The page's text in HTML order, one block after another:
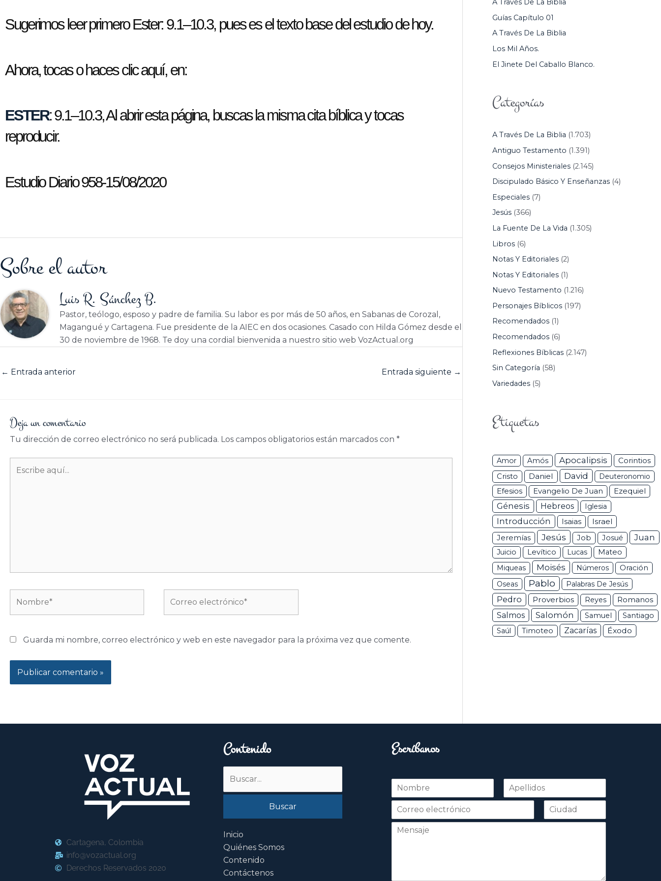
Sugerimos leer primero Ester: 9.1–10.3, pues es el texto base del estudio de hoy.
Ahora, tocas o haces clic aquí, en:
ESTER: 9.1–10.3, Al abrir esta página, buscas la misma cita bíblica y tocas
reproducir.
Estudio Diario 958-15/08/2020
Sobre el autor
Luis R. Sánchez B.
Pastor, teólogo, esposo y padre de familia. Su labor es por más de 50 años, en Sabanas de Corozal,
Magangué y Cartagena. Fue presidente de la AIEC en dos ocasiones. Casado con Hilda Gómez desde el
30 de noviembre de 1968. Te doy una cordial bienvenida a nuestro sitio web VozActual.org
← Entrada anterior Entrada siguiente →
Deja un comentario
Tu dirección de correo electrónico no será publicada. Los campos obligatorios están marcados con *
aquí...
electrónico*
Guarda mi nombre, correo electrónico y web en este navegador para la próxima vez que comente.
R
:
A Través De La Biblia
Guías Capítulo 01
A Través De La Biblia
Los Mil Años.
El Jinete Del Caballo Blanco.
Categorías
A Través De La Biblia (1.703)
Antiguo Testamento (1.391)
Consejos Ministeriales(2.145)
Discipulado Básico Y Enseñanzas(4)
Especiales(7)
Jesús(366)
La Fuente De La Vida (1.305)
Libros(6)
Notas Y Editoriales(2)
Notas Y Editoriales(1)
Nuevo Testamento (1.216)
Personajes Bíblicos(197)
Recomendados(1)
Recomendados(6)
Reflexiones Bíblicas(2.147)
Sin Categoría (58)
Variedades(5)
Etiquetas
Amor Amós Apocalipsis Corintios
Cristo Daniel David Deuteronomio
Efesios Evangelio De Juan Ezequiel
Génesis Hebreos Iglesia
Introducción Isaias Israel
Jeremías Jesús Job Josué Juan
Juicio Levítico Lucas
Mateo
Miqueas
Moisés Números
Oración
Oseas
Pablo Palabras De Jesús
Pedro Proverbios Reyes
Romanos
Salmos
Salomón Samuel
Santiago
Saúl
Timoteo Zacarías Éxodo
Cartagena, Colombia
info@vozactual.org
Derechos Reservados 2020
Contenido
por:
Inicio
Quiénes Somos
Contenido
Contáctenos
Escríbanos
m
r
Nombre Apellidos